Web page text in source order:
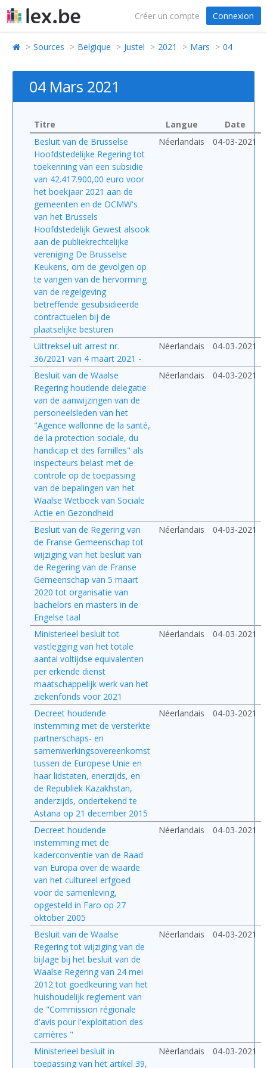
Créer un compte Connexion
Sources Belgique Justel 2021 Mars 04
04 Mars 2021
Titre Langue
Date
Besluit van de Brusselse
Hoofdstedelijke Regering tot
toekenning van een subsidie
van 42.417.900,00 euro voor
het boekjaar 2021 aan de
gemeenten en de OCMW's
van het Brussels
Hoofdstedelijk Gewest alsook
aan de publiekrechtelijke
vereniging De Brusselse
Keukens, om de gevolgen op
te vangen van de hervorming
van de regelgeving
betreffende gesubsidieerde
contractuelen bij de
plaatselijke besturen
Néerlandais 04-03-2021
Uittreksel uit arrest nr.
36/2021 van 4 maart 2021 -
Néerlandais 04-03-2021
Besluit van de Waalse
Regering houdende delegatie
van de aanwijzingen van de
personeelsleden van het
"Agence wallonne de la santé,
de la protection sociale, du
handicap et des familles" als
inspecteurs belast met de
controle op de toepassing
van de bepalingen van het
Waalse Wetboek van Sociale
Actie en Gezondheid
Néerlandais 04-03-2021
Besluit van de Regering van
de Franse Gemeenschap tot
wijziging van het besluit van
de Regering van de Franse
Gemeenschap van 5 maart
2020 tot organisatie van
bachelors en masters in de
Engelse taal
Néerlandais 04-03-2021
Ministerieel besluit tot
vastlegging van het totale
aantal voltijdse equivalenten
per erkende dienst
maatschappelijk werk van het
ziekenfonds voor 2021
Néerlandais 04-03-2021
Decreet houdende
instemming met de versterkte
partnerschaps- en
samenwerkingsovereenkomst
tussen de Europese Unie en
haar lidstaten, enerzijds, en
de Republiek Kazakhstan,
anderzijds, ondertekend te
Astana op 21 december 2015
Néerlandais 04-03-2021
Decreet houdende
instemming met de
kaderconventie van de Raad
van Europa over de waarde
van het cultureel erfgoed
voor de samenleving,
opgesteld in Faro op 27
oktober 2005
Néerlandais 04-03-2021
Besluit van de Waalse
Regering tot wijziging van de
bijlage bij het besluit van de
Waalse Regering van 24 mei
2012 tot goedkeuring van het
huishoudelijk reglement van
de "Commission régionale
d'avis pour l'exploitation des
carrières "
Néerlandais 04-03-2021
Ministerieel besluit in
toepassing van het artikel 39,
Néerlandais 04-03-2021